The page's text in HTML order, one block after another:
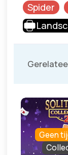
Spider
Geen